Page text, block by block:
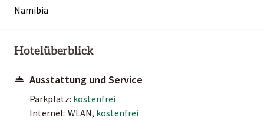
Namibia
Hotelüberblick
Ausstattung und Service
Parkplatz: kostenfrei
Internet: WLAN, kostenfrei